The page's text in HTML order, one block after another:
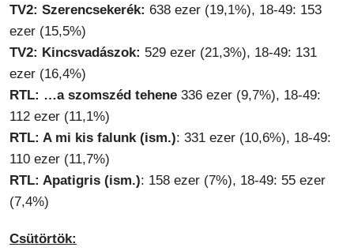
TV2: Szerencsekerék: 638 ezer (19,1%), 18-49: 153
ezer (15,5%)
TV2: Kincsvadászok: 529 ezer (21,3%), 18-49: 131
ezer (16,4%)
RTL: …a szomszéd tehene 336 ezer (9,7%), 18-49:
112 ezer (11,1%)
RTL: A mi kis falunk (ism.): 331 ezer (10,6%), 18-49:
110 ezer (11,7%)
RTL: Apatigris (ism.): 158 ezer (7%), 18-49: 55 ezer
(7,4%)
Csütörtök: